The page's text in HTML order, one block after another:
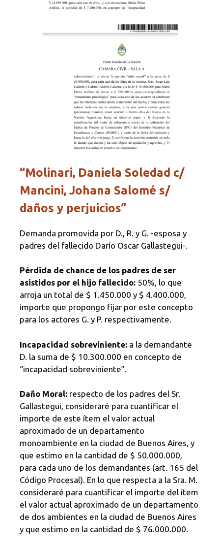
“Molinari, Daniela Soledad c/
Mancini, Johana Salomé s/
daños y perjuicios”
Demanda promovida por D., R. y G. -esposa y
padres del fallecido Darío Oscar Gallastegui-.
Pérdida de chance de los padres de ser
asistidos por el hijo fallecido: 50%, lo que
arroja un total de $ 1.450.000 y $ 4.400.000,
importe que propongo fijar por este concepto
para los actores G. y P. respectivamente.
Incapacidad sobreviniente: a la demandante
D. la suma de $ 10.300.000 en concepto de
“incapacidad sobreviniente”.
Daño Moral: respecto de los padres del Sr.
Gallastegui, consideraré para cuantificar el
importe de este ítem el valor actual
aproximado de un departamento
monoambiente en la ciudad de Buenos Aires, y
que estimo en la cantidad de $ 50.000.000,
para cada uno de los demandantes (art. 165 del
Código Procesal). En lo que respecta a la Sra. M.
consideraré para cuantificar el importe del ítem
el valor actual aproximado de un departamento
de dos ambientes en la ciudad de Buenos Aires
y que estimo en la cantidad de $ 76.000.000.